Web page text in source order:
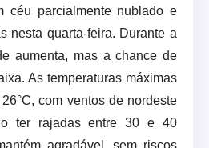
céu parcialmente nublado e
nesta quarta-feira. Durante a
aumenta, mas a chance de
As temperaturas máximas
com ventos de nordeste
ter rajadas entre 30 e 40